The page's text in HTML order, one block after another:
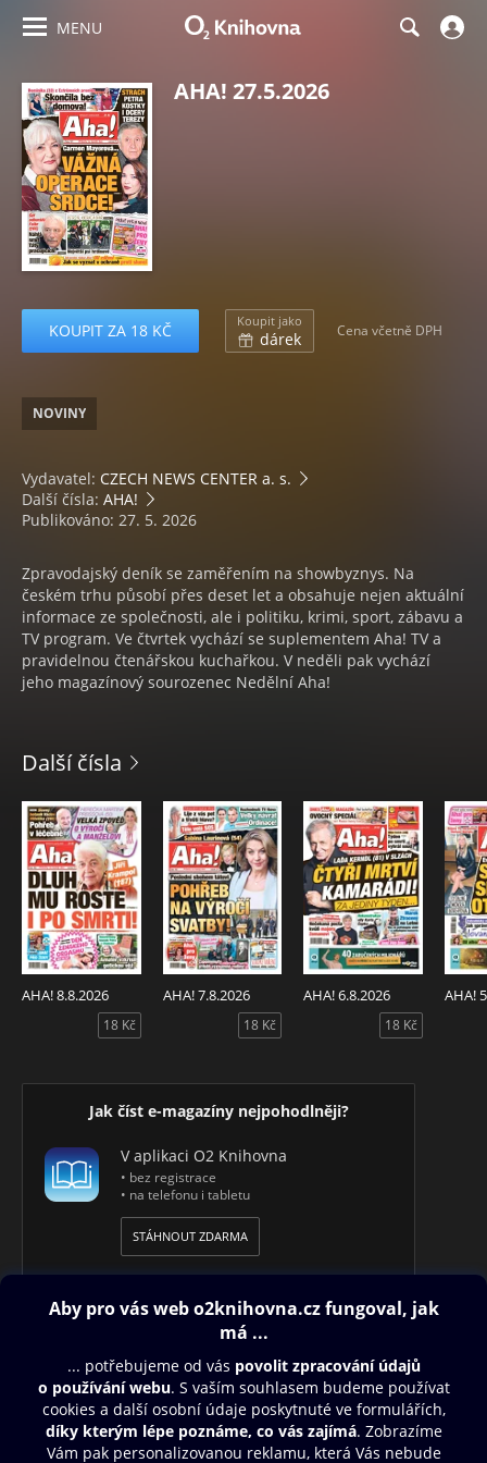
MENU
AHA! 27.5.2026
KOUPIT ZA 18 KČ Koupit jako
dárek Cena včetně DPH
NOVINY
Vydavatel: CZECH NEWS CENTER a. s.
Další čísla: AHA!
Publikováno: 27. 5. 2026
Zpravodajský deník se zaměřením na showbyznys. Na
českém trhu působí přes deset let a obsahuje nejen aktuální
informace ze společnosti, ale i politiku, krimi, sport, zábavu a
TV program. Ve čtvrtek vychází se suplementem Aha! TV a
pravidelnou čtenářskou kuchařkou. V neděli pak vychází
jeho magazínový sourozenec Nedělní Aha!
Další čísla
AHA! 8.8.2026
18 Kč
AHA! 7.8.2026
18 Kč
AHA! 6.8.2026
18 Kč
AHA!
Jak číst e-magazíny nejpohodlněji?
V aplikaci O2 Knihovna
• bez registrace
• na telefonu i tabletu
STÁHNOUT ZDARMA
Obsah ke stažení
Moje O2 Knihovna